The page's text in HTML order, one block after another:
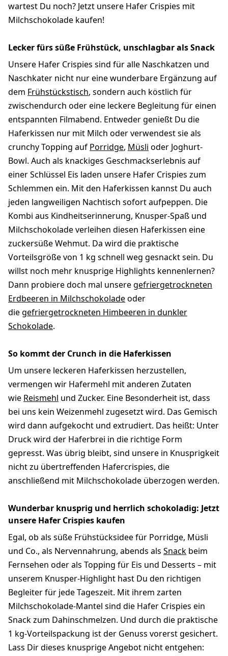
wartest Du noch? Jetzt unsere Hafer Crispies mit
Milchschokolade kaufen!
Lecker fürs süße Frühstück, unschlagbar als Snack
Unsere Hafer Crispies sind für alle Naschkatzen und
Naschkater nicht nur eine wunderbare Ergänzung auf
dem Frühstückstisch, sondern auch köstlich für
zwischendurch oder eine leckere Begleitung für einen
entspannten Filmabend. Entweder genießt Du die
Haferkissen nur mit Milch oder verwendest sie als
crunchy Topping auf Porridge, Müsli oder Joghurt-
Bowl. Auch als knackiges Geschmackserlebnis auf
einer Schlüssel Eis laden unsere Hafer Crispies zum
Schlemmen ein. Mit den Haferkissen kannst Du auch
jeden langweiligen Nachtisch sofort aufpeppen. Die
Kombi aus Kindheitserinnerung, Knusper-Spaß und
Milchschokolade verleihen diesen Haferkissen eine
zuckersüße Wehmut. Da wird die praktische
Vorteilsgröße von 1 kg schnell weg gesnackt sein. Du
willst noch mehr knusprige Highlights kennenlernen?
Dann probiere doch mal unseregefriergetrockneten
Erdbeeren in Milchschokoladeoder
diegefriergetrockneten Himbeeren in dunkler
Schokolade.
So kommt der Crunch in die Haferkissen
Um unsere leckeren Haferkissen herzustellen,
vermengen wir Hafermehl mit anderen Zutaten
wie Reismehl und Zucker. Eine Besonderheit ist, dass
bei uns kein Weizenmehl zugesetzt wird. Das Gemisch
wird dann aufgekocht und extrudiert. Das heißt: Unter
Druck wird der Haferbrei in die richtige Form
gepresst. Was übrig bleibt, sind unsere in Knusprigkeit
nicht zu übertreffenden Hafercrispies, die
anschließend mit Milchschokolade überzogen werden.
Wunderbar knusprig und herrlich schokoladig: Jetzt
unsere Hafer Crispies kaufen
Egal, ob als süße Frühstücksidee für Porridge, Müsli
und Co., als Nervennahrung, abends als Snack beim
Fernsehen oder als Topping für Eis und Desserts – mit
unserem Knusper-Highlight hast Du den richtigen
Begleiter für jede Tageszeit. Mit ihrem zarten
Milchschokolade-Mantel sind die Hafer Crispies ein
Snack zum Dahinschmelzen. Und durch die praktische
1 kg-Vorteilspackung ist der Genuss vorerst gesichert.
Lass Dir dieses knusprige Angebot nicht entgehen: